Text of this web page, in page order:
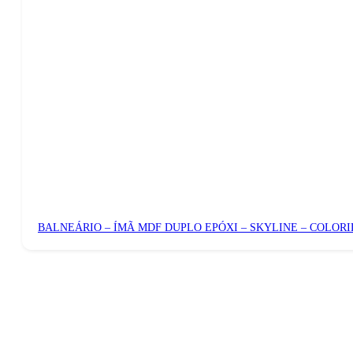
BALNEÁRIO – ÍMÃ MDF DUPLO EPÓXI – SKYLINE –